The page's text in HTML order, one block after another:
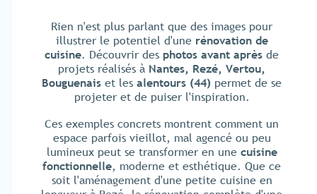
Rien n'est plus parlant que des images pour
illustrer le potentiel d'une rénovation de
cuisine. Découvrir des photos avant après de
projets réalisés à Nantes, Rezé, Vertou,
Bouguenais et les alentours (44) permet de se
projeter et de puiser l'inspiration.
Ces exemples concrets montrent comment un
espace parfois vieillot, mal agencé ou peu
lumineux peut se transformer en une cuisine
fonctionnelle, moderne et esthétique. Que ce
soit l'aménagement d'une petite cuisine en